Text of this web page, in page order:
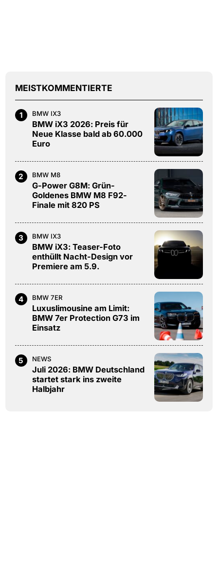
MEISTKOMMENTIERTE
1 BMW IX3
BMW iX3 2026: Preis für
Neue Klasse bald ab 60.000
Euro
2 BMW M8
G-Power G8M: Grün-
Goldenes BMW M8 F92-
Finale mit 820 PS
3 BMW IX3
BMW iX3: Teaser-Foto
enthüllt Nacht-Design vor
Premiere am 5.9.
4 BMW 7ER
Luxuslimousine am Limit:
BMW 7er Protection G73 im
Einsatz
5 NEWS
Juli 2026: BMW Deutschland
startet stark ins zweite
Halbjahr